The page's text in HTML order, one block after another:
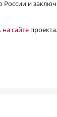
России и
на сайте